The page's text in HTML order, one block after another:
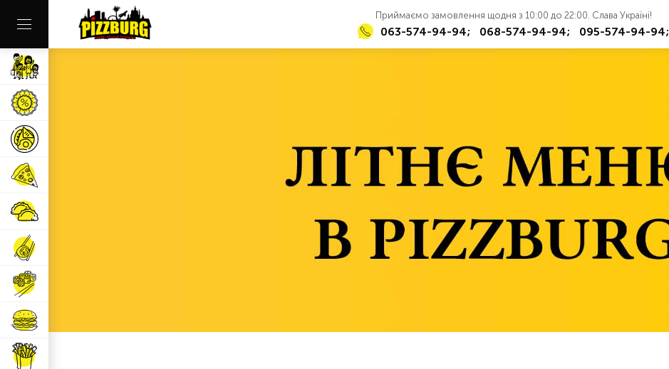
Приймаємо замовлення щодня з 10:00 до 22:00. Слава Україні!
063-574-94-94; 068-574-94-94; 095-574-94-94;